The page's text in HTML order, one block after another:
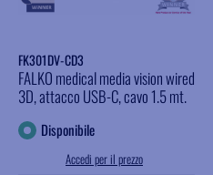
FK301DV-CD3
FALKO medical media vision wired
3D, attacco USB-C, cavo 1.5 mt.
Disponibile
Accedi per il prezzo